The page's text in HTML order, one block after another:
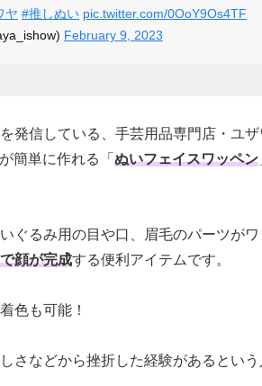
ヤ #推しぬい pic.twitter.com/0OoY9Os4TF
February 9, 2023
発信している、手芸用品専門店・ユ
簡単に作れる「 ぬいフェイスワッペン
ぐるみ用の目や口、眉毛のパーツがワ
顔が完成する便利アイテムです。
色も可能！
さなどから挫折した経験があるという